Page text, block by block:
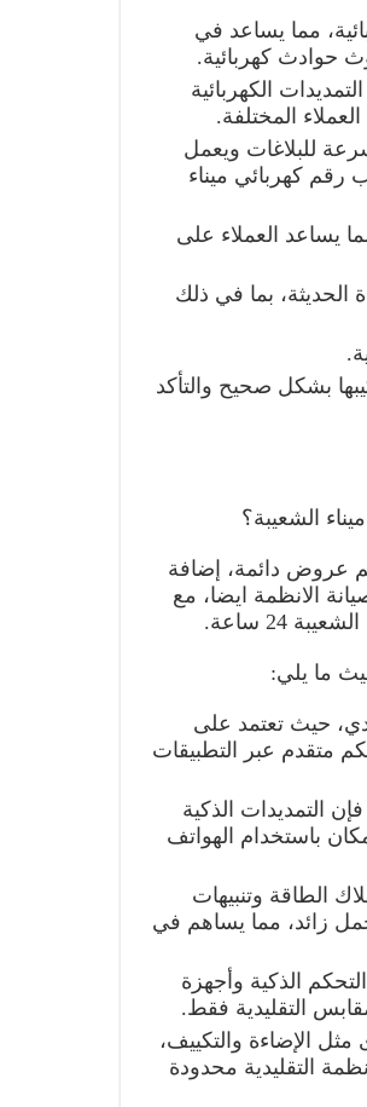
مما يساعد في
حوادث كهربائية.
الكهربائية
المختلفة.
للبلاغات ويعمل
كهربائي ميناء
يساعد العملاء على
الحديثة، بما في ذلك
بشكل صحيح والتأكد
الشعيبة؟
عروض دائمة، إضافة
الانظمة ايضا، مع
24 ساعة.
ما يلي:
حيث تعتمد على
متقدم عبر التطبيقات
التمديدات الذكية
باستخدام الهواتف
الطاقة وتنبيهات
زائد، مما يساهم في
الذكية وأجهزة
التقليدية فقط.
الإضاءة والتكييف،
التقليدية محدودة